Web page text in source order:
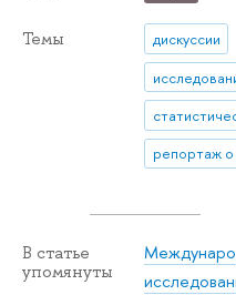
Темы
дискуссии
репортаж
В статье
упомянуты